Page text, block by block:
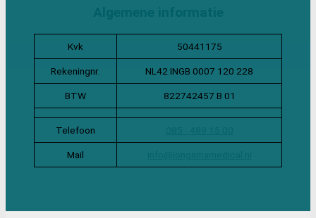
Kvk 50441175
Rekeningnr. NL42 INGB 0007 120 228
BTW 822742457 B 01
Telefoon
Mail